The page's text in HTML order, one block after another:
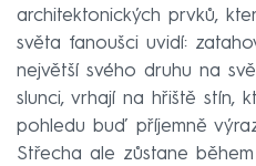
architektonických prvků,
světa fanoušci uvidí:
největší svého druhu na
slunci, vrhají na hřiště stín,
pohledu buď příjemně
Střecha ale zůstane